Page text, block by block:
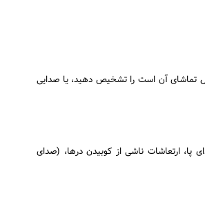
تماشای آن است را تشخیص دهید، یا صدایی
ارتعاشات ناشی از کوبیدن درها، (صدای